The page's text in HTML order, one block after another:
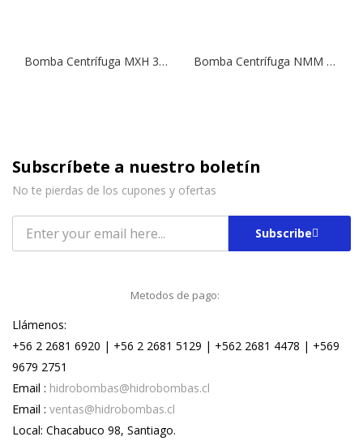
Bomba Centrífuga MXH 3204 | 10,0 HP | 380 V. Bomba Centrífuga NMM 2/A | 1,0 HP | 220 V.
Subscríbete a nuestro boletín
No te pierdas de los cupones y ofertas
Subscribe
Metodos de pago:
Llámenos:
+56 2 2681 6920 | +56 2 2681 5129 | +562 2681 4478 | +569
9679 2751
Email : hidrobombas@hidrobombas.cl
Email : ventas@hidrobombas.cl
Local: Chacabuco 98, Santiago.